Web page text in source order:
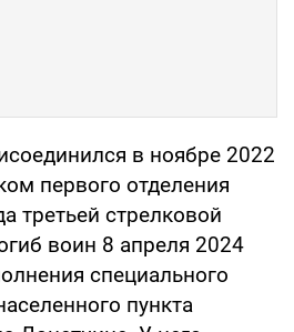
в ноябре 2022
первого отделения
третьей стрелковой
воин 8 апреля 2024
специального
пункта